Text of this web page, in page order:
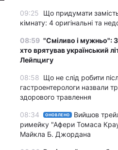
09:25
Що придумати
кімнату: 4 оригінальні та
08:59 "Сміливо і мужньо":
хто врятував український
Лейпцигу
08:58 Що не слід робити
гастроентерологи назвали
здорового травлення
08:34 ОНОВЛЕНО
Вийшов
римейку "Афери Томаса
Майкла Б. Джордана